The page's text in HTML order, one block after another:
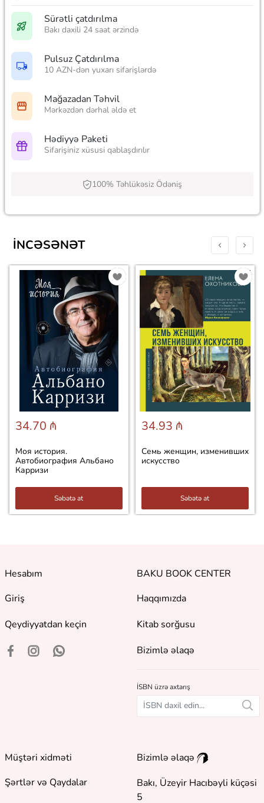
Sürətli çatdırılma
Bakı daxili 24 saat ərzində
Pulsuz Çatdırılma
10 AZN-dən yuxarı sifarişlərdə
Mağazadan Təhvil
Mərkəzdən dərhal əldə et
Hədiyyə Paketi
Sifarişiniz xüsusi qablaşdırılır
100% Təhlükəsiz Ödəniş
İNCƏSƏNƏT
34.70 ₼
Моя история.
Автобиография Альбано
Карризи
Səbətə at
34.93 ₼
Семь женщин, изменивших
искусство
Səbətə at
Hesabım
Giriş
Qeydiyyatdan keçin
BAKU BOOK CENTER
Haqqımızda
Kitab sorğusu
Bizimlə əlaqə
İSBN üzrə axtarış
Müştəri xidməti
Şərtlər və Qaydalar
Bizimlə əlaqə
Bakı, Üzeyir Hacıbəyli küçəsi
5